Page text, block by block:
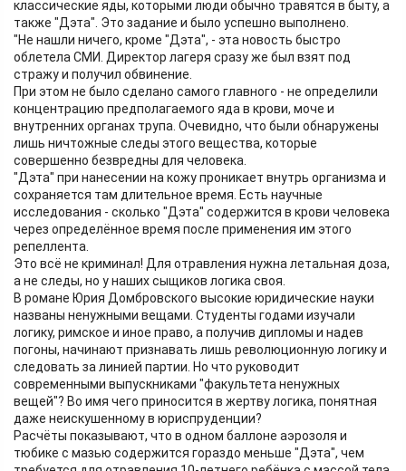
классические яды, которыми люди обычно травятся в быту, а
также "Дэта". Это задание и было успешно выполнено.
"Не нашли ничего, кроме "Дэта", - эта новость быстро
облетела СМИ. Директор лагеря сразу же был взят под
стражу и получил обвинение.
При этом не было сделано самого главного - не определили
концентрацию предполагаемого яда в крови, моче и
внутренних органах трупа. Очевидно, что были обнаружены
лишь ничтожные следы этого вещества, которые
совершенно безвредны для человека.
"Дэта" при нанесении на кожу проникает внутрь организма и
сохраняется там длительное время. Есть научные
исследования - сколько "Дэта" содержится в крови человека
через определённое время после применения им этого
репеллента.
Это всё не криминал! Для отравления нужна летальная доза,
а не следы, но у наших сыщиков логика своя.
В романе Юрия Домбровского высокие юридические науки
названы ненужными вещами. Студенты годами изучали
логику, римское и иное право, а получив дипломы и надев
погоны, начинают признавать лишь революционную логику и
следовать за линией партии. Но что руководит
современными выпускниками "факультета ненужных
вещей"? Во имя чего приносится в жертву логика, понятная
даже неискушенному в юриспруденции?
Расчёты показывают, что в одном баллоне аэрозоля и
тюбике с мазью содержится гораздо меньше "Дэта", чем